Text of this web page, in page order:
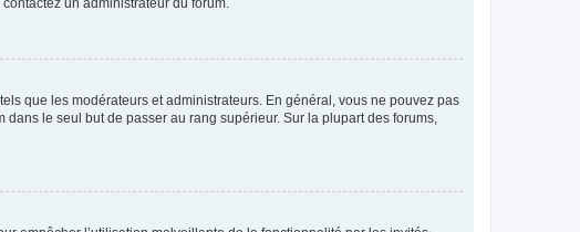
que les modérateurs et administrateurs. En général, vous ne pouvez pas
le seul but de passer au rang supérieur. Sur la plupart des forums,